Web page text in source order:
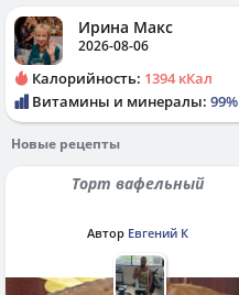
Ирина Макс
2026-08-06
Калорийность: 1394 кКал
Витамины и минералы: 99%
Новые рецепты
Торт вафельный
Автор Евгений К